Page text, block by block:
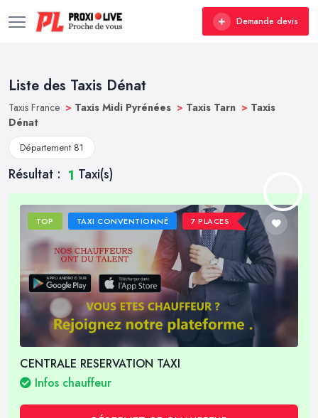
Demande devis
Liste des Taxis Dénat
Taxis France > Taxis Midi Pyrénées > Taxis Tarn > Taxis
Dénat
Département 81
Résultat : 1 Taxi(s)
TOP TAXI CONVENTIONNÉ 7 PLACES
CENTRALE RESERVATION TAXI
Infos chauffeur